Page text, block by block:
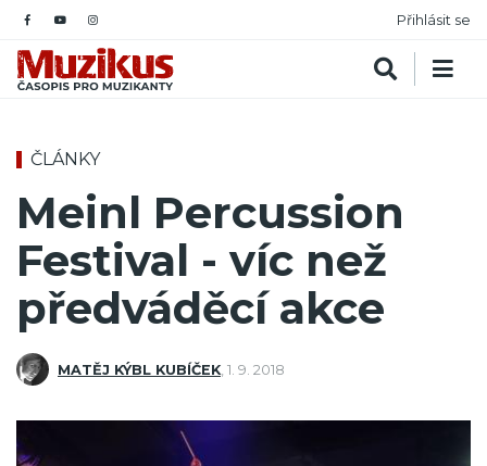
Přihlásit se
ČLÁNKY
Meinl Percussion
Festival - víc než
předváděcí akce
MATĚJ KÝBL KUBÍČEK 1. 9. 2018